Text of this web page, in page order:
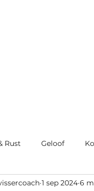
Rust Geloof
emoties 1 sep 2024 6